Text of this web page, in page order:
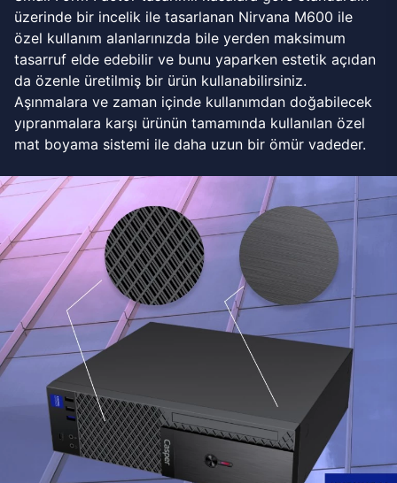
üzerinde bir incelik ile tasarlanan Nirvana M600 ile
özel kullanım alanlarınızda bile yerden maksimum
tasarruf elde edebilir ve bunu yaparken estetik açıdan
da özenle üretilmiş bir ürün kullanabilirsiniz.
Aşınmalara ve zaman içinde kullanımdan doğabilecek
yıpranmalara karşı ürünün tamamında kullanılan özel
mat boyama sistemi ile daha uzun bir ömür vadeder.